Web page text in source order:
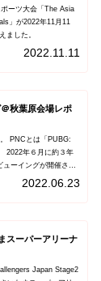
ーツ大会「The Asia
」が2022年11月11
ました。
2022.11.11
秋葉原会場レポ
PNCとは「PUBG:
2022年６月に約３年
ーイングが開催され
SQUARE」で、
2022.06.23
スーパーアリーナ
Japan Stage2